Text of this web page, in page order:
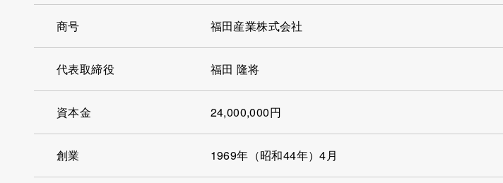
商号 福田産業株式会社
代表取締役 福田 隆将
資本金 24,000,000円
創業 1969年（昭和44年）4月